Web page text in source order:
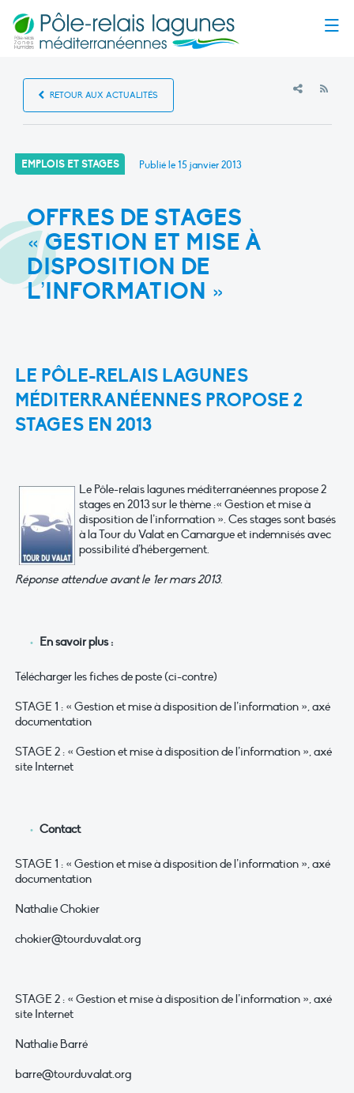
RETOUR AUX ACTUALITÉS
EMPLOIS ET STAGES Publié le15 janvier 2013
OFFRES DE STAGES
« GESTION ET MISE À
DISPOSITION DE
L’INFORMATION »
LE PÔLE-RELAIS LAGUNES
MÉDITERRANÉENNES PROPOSE 2
STAGES EN 2013
Le Pôle-relais lagunes méditerranéennes propose 2
stages en 2013 sur le thème :« Gestion et mise à
disposition de l’information ». Ces stages sont basés
à la Tour du Valat en Camargue et indemnisés avec
possibilité d’hébergement.
Réponse attendue avant le 1er mars 2013.
En savoir plus :
Télécharger les fiches de poste (ci-contre)
STAGE 1 : « Gestion et mise à disposition de l’information », axé
documentation
STAGE 2 : « Gestion et mise à disposition de l’information », axé
site Internet
Contact
STAGE 1 : « Gestion et mise à disposition de l’information », axé
documentation
Nathalie Chokier
chokier@tourduvalat.org
STAGE 2 : « Gestion et mise à disposition de l’information », axé
site Internet
Nathalie Barré
barre@tourduvalat.org